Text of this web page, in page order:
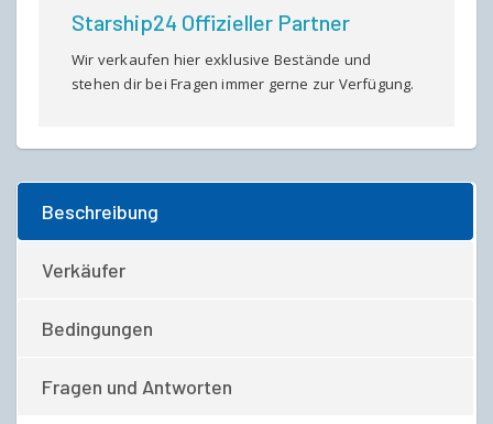
Starship24 Offizieller Partner
Wir verkaufen hier exklusive Bestände und
stehen dir bei Fragen immer gerne zur Verfügung.
Beschreibung
Verkäufer
Bedingungen
Fragen und Antworten